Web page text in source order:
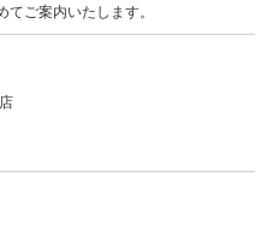
ご案内いたします。